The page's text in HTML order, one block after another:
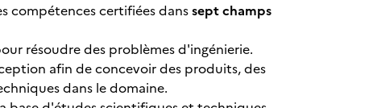
compétences certifiées danssept champs
résoudre des problèmes d'ingénierie.
afin de concevoir des produits, des
dans le domaine.